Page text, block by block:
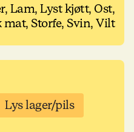
Lam, Lyst kjøtt, Ost,
mat, Storfe, Svin, Vilt
Lys lager/pils